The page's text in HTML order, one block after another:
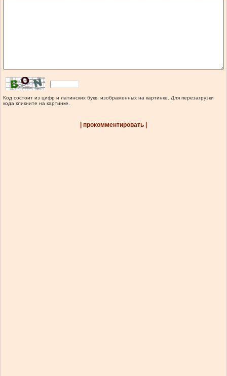
Код состоит из цифр и латинских букв, изображенных на картинке. Для перезагрузки
кода кликните на картинке.
| прокомментировать |